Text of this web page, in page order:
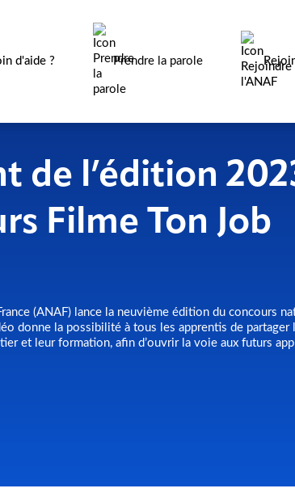
d'aide ? Prendre la parole
de l’édition
Filme Ton Job
(ANAF) lance la neuvième édition du concours
donne la possibilité à tous les apprentis de partager
et leur formation, afin d’ouvrir la voie aux futurs